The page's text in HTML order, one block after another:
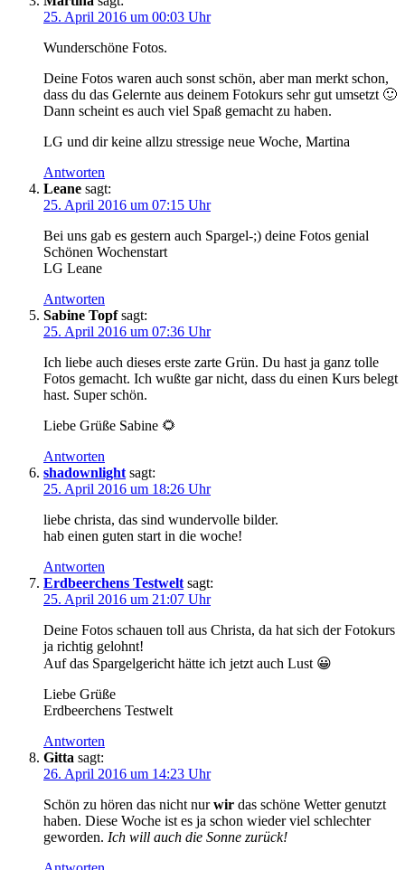
25. April 2016 um 00:03 Uhr
Wunderschöne Fotos.
Deine Fotos waren auch sonst schön, aber man merkt schon,
dass du das Gelernte aus deinem Fotokurs sehr gut umsetzt 🙂
Dann scheint es auch viel Spaß gemacht zu haben.
LG und dir keine allzu stressige neue Woche, Martina
Antworten
Leane sagt:
25. April 2016 um 07:15 Uhr
Bei uns gab es gestern auch Spargel-;) deine Fotos genial
Schönen Wochenstart
LG Leane
Antworten
Sabine Topf sagt:
25. April 2016 um 07:36 Uhr
Ich liebe auch dieses erste zarte Grün. Du hast ja ganz tolle
Fotos gemacht. Ich wußte gar nicht, dass du einen Kurs belegt
hast. Super schön.
Liebe Grüße Sabine 🌻
Antworten
shadownlight sagt:
25. April 2016 um 18:26 Uhr
liebe christa, das sind wundervolle bilder.
hab einen guten start in die woche!
Antworten
Erdbeerchens Testwelt sagt:
25. April 2016 um 21:07 Uhr
Deine Fotos schauen toll aus Christa, da hat sich der Fotokurs
ja richtig gelohnt!
Auf das Spargelgericht hätte ich jetzt auch Lust 😀
Liebe Grüße
Erdbeerchens Testwelt
Antworten
Gitta sagt:
26. April 2016 um 14:23 Uhr
Schön zu hören das nicht nurwir das schöne Wetter genutzt
haben. Diese Woche ist es ja schon wieder viel schlechter
geworden. Ich will auch die Sonne zurück!